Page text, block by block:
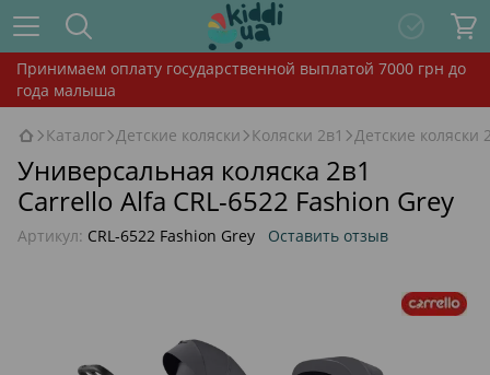
Принимаем оплату государственной выплатой 7000 грн до
года малыша
Каталог Детские коляски Коляски 2в1 Детские коляски
Универсальная коляска 2в1
Carrello Alfa CRL-6522 Fashion Grey
Артикул: CRL-6522 Fashion Grey Оставить отзыв